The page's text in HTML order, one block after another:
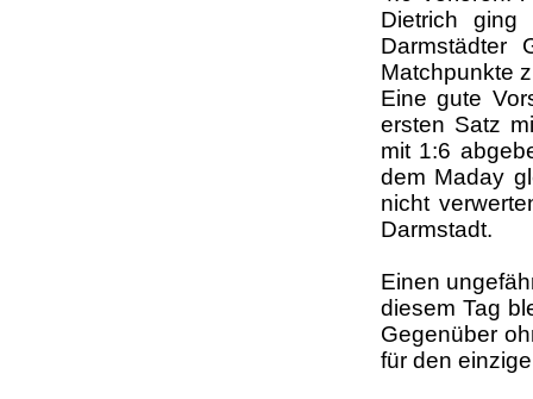
Dietrich
Darmstädter
Matchpunkte
Eine gute
ersten Satz
mit 1:6
dem Maday
nicht
Darmstadt.
Einen
diesem Tag
Gegenüber
für den